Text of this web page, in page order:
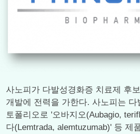
사노피가 다발성경화증 치료제 후보
개발에 전력을 가한다. 사노피는
토폴리오로 '오바지오(Aubagio,
다(Lemtrada, alemtuzumab)' 등 제